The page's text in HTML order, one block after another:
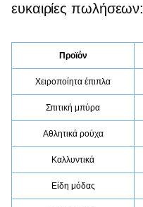
ευκαιρίες πωλήσεων:
Προϊόν
Χειροποίητα έπιπλα
Σπιτική μπύρα
Αθλητικά ρούχα
Καλλυντικά
Είδη μόδας